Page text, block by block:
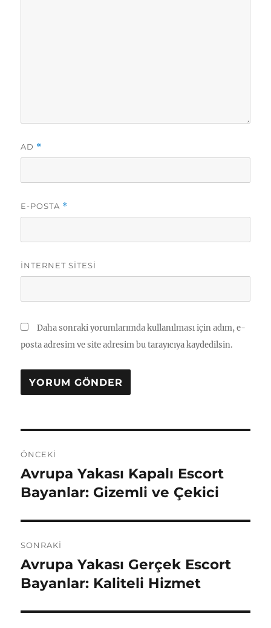
AD *
E-POSTA *
İNTERNET SITESI
Daha sonraki yorumlarımda kullanılması için adım, e-
posta adresim ve site adresim bu tarayıcıya kaydedilsin.
gezinmesi
ÖNCEKI
Önceki
yazı:
Avrupa Yakası Kapalı Escort
Bayanlar: Gizemli ve Çekici
SONRAKI
Sonraki
yazı:
Avrupa Yakası Gerçek Escort
Bayanlar: Kaliteli Hizmet